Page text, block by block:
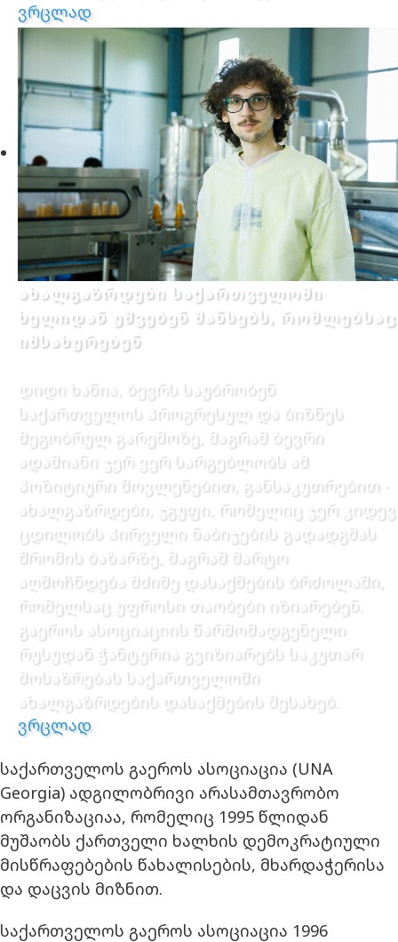
ვრცლად
ახალგაზრდები საქართველოში
ხელიდან უშვებენ შანსებს, რომლებსაც
იმსახურებენ
დიდი ხანია, ბევრს საუბრობენ
საქართველოს პროგრესულ და ბიზნეს
მეგობრულ გარემოზე, მაგრამ ბევრი
ადამიანი ჯერ ვერ სარგებლობს ამ
პოზიტიური მოვლენებით, განსაკუთრებით -
ახალგაზრდები, ჯგუფი, რომელიც ჯერ კიდევ
ცდილობს პირველი ნაბიჯების გადადგმას
შრომის ბაზარზე, მაგრამ მარტო
აღმოჩნდება მძიმე დასაქმების ბრძოლაში,
რომელსაც უფროსი თაობები იზიარებენ.
გაეროს ასოციაციის წარმომადგენელი
რუსუდან ჭანტურია გვიზიარებს საკუთარ
მოსაზრებას საქართველოში
ახალგაზრდების დასაქმების შესახებ.
ვრცლად
საქართველოს გაეროს ასოციაცია (UNA
Georgia) ადგილობრივი არასამთავრობო
ორგანიზაციაა, რომელიც 1995 წლიდან
მუშაობს ქართველი ხალხის დემოკრატიული
მისწრაფებების წახალისების, მხარდაჭერისა
და დაცვის მიზნით.
საქართველოს გაეროს ასოციაცია 1996